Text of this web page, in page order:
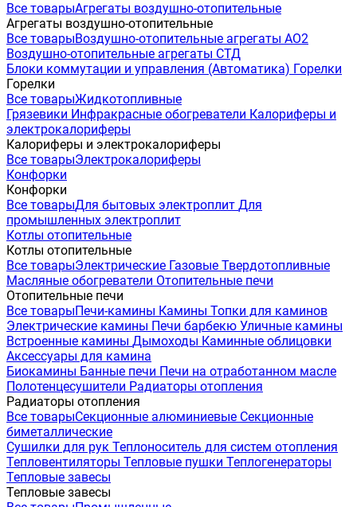
Все товарыАгрегаты воздушно-отопительные
Агрегаты воздушно-отопительные
Все товарыВоздушно-отопительные агрегаты АО2
Воздушно-отопительные агрегаты СТД
Блоки коммутации и управления (Автоматика) Горелки
Горелки
Все товарыЖидкотопливные
Грязевики Инфракрасные обогреватели Калориферы и
электрокалориферы
Калориферы и электрокалориферы
Все товарыЭлектрокалориферы
Конфорки
Конфорки
Все товарыДля бытовых электроплит Для
промышленных электроплит
Котлы отопительные
Котлы отопительные
Все товарыЭлектрические Газовые Твердотопливные
Масляные обогреватели Отопительные печи
Отопительные печи
Все товарыПечи-камины Камины Топки для каминов
Электрические камины Печи барбекю Уличные камины
Встроенные камины Дымоходы Каминные облицовки
Аксессуары для камина
Биокамины Банные печи Печи на отработанном масле
Полотенцесушители Радиаторы отопления
Радиаторы отопления
Все товарыСекционные алюминиевые Секционные
биметаллические
Сушилки для рук Теплоноситель для систем отопления
Тепловентиляторы Тепловые пушки Теплогенераторы
Тепловые завесы
Тепловые завесы